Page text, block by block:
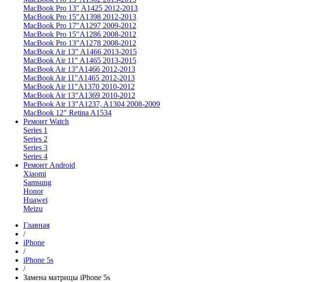
MacBook Pro 13" A1425 2012-2013
MacBook Pro 15"A1398 2012-2013
MacBook Pro 17"A1297 2009-2012
MacBook Pro 15"A1286 2008-2012
MacBook Pro 13"A1278 2008-2012
MacBook Air 13" A1466 2013-2015
MacBook Air 11" A1465 2013-2015
MacBook Air 13"A1466 2012-2013
MacBook Air 11"A1465 2012-2013
MacBook Air 11"A1370 2010-2012
MacBook Air 13"A1369 2010-2012
MacBook Air 13"A1237, A1304 2008-2009
MacBook 12" Retina A1534
Ремонт Watch
Series 1
Series 2
Series 3
Series 4
Ремонт Android
Xiaomi
Samsung
Honor
Huawei
Meizu
Главная
/
iPhone
/
iPhone 5s
/
Замена матрицы iPhone 5s